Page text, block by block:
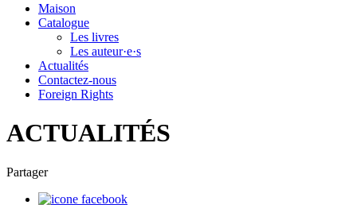
Maison
Catalogue
Les livres
Les auteur·e·s
Actualités
Contactez-nous
Foreign Rights
ACTUALITÉS
Partager